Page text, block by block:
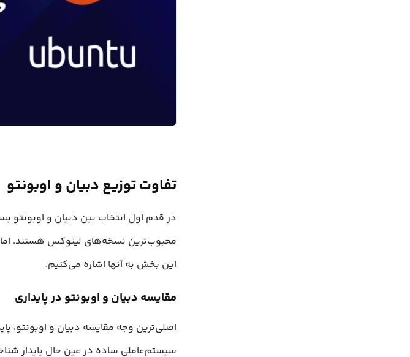
تفاوت توزیع دبیان و اوبونتو
در قدم اول انتخاب بین دبیان و اوبونتو
محبوب‌ترین نسخه‌های لینوکس هستند. اما
این بخش به آنها اشاره می‌کنیم.
مقایسه دبیان و اوبونتو در پایداری
سیستم‌عاملی ساده در عین حال پایدار